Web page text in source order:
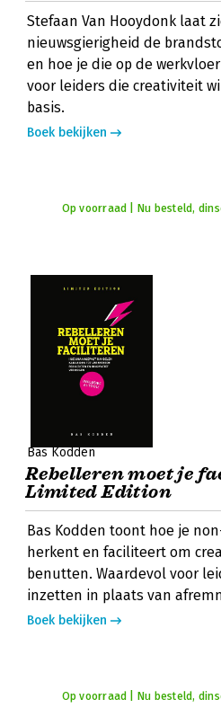
Stefaan Van Hooydonk laat
nieuwsgierigheid de
en hoe je die op de
voor leiders die creativiteit
basis.
Boek bekijken
Op voorraad | Nu besteld,
Bas Kodden
Rebelleren moet je
Limited Edition
Bas Kodden toont hoe je
herkent en faciliteert om
benutten. Waardevol voor
inzetten in plaats van
Boek bekijken
Op voorraad | Nu besteld,